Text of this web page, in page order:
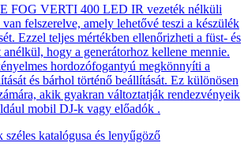
FOG VERTI 400 LED IR vezeték nélküli
felszerelve, amely lehetővé teszi a készülék
Ezzel teljes mértékben ellenőrizheti a füst- és
anélkül, hogy a generátorhoz kellene mennie.
hordozófogantyú megkönnyíti a
és bárhol történő beállítását. Ez különösen
akik gyakran változtatják rendezvényeik
mobil DJ-k vagy előadók .
széles katalógusa és lenyűgöző